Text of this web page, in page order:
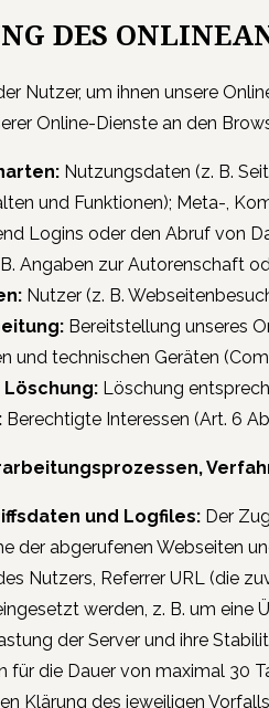
DES
Nutzer, um ihnen unsere
Online-Dienste an den
Nutzungsdaten (z. B.
und Funktionen); Meta-,
Logins oder den Abruf von
Angaben zur Autorenschaft
Nutzer (z. B.
Bereitstellung unseres
und technischen Geräten
Löschung
Berechtigte Interessen (Art. 6
und Logfiles: Der
der abgerufenen Webseiten
Nutzers, Referrer URL (die
werden, z. B. um
der Server und ihre
für die Dauer von maximal 30
Klärung des jeweiligen